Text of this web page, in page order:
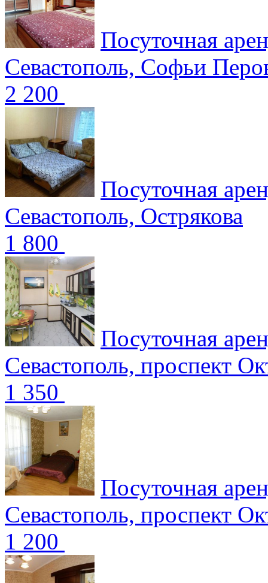
Посуточная
Севастополь, Софьи
2 200
Посуточная
Севастополь, Острякова
1 800
Посуточная
Севастополь, проспект
1 350
Посуточная
Севастополь, проспект
1 200